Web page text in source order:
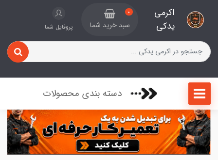
اکرمی
یدکی
0
سبد خرید شما پروفایل شما
دسته بندی محصولات